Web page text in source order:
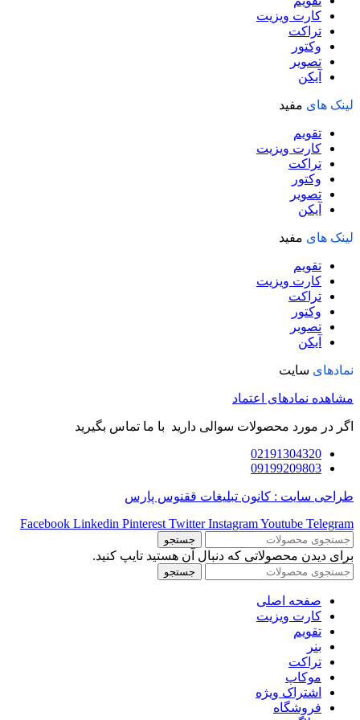
کارت ویزیت
تراکت
وکتور
تصویر
آیکن
لینک های مفید
تقویم
کارت ویزیت
تراکت
وکتور
تصویر
آیکن
لینک های مفید
تقویم
کارت ویزیت
تراکت
وکتور
تصویر
آیکن
نمادهای سایت
مشاهده نمادهای اعتماد
اگر در مورد محصولات سوالی دارید با ما تماس بگیرید
02191304320
09199209803
طراحی سایت : کانون تبلیغات ققنوس پارس
Facebook Linkedin Pinterest Twitter InstagramYoutube Telegram
جستجو
برای دیدن محصولاتی که دنبال آن هستید تایپ کنید.
جستجو
صفحه اصلی
کارت ویزیت
تقویم
بنر
تراکت
موکاپ
اشتراک ویژه
فروشگاه